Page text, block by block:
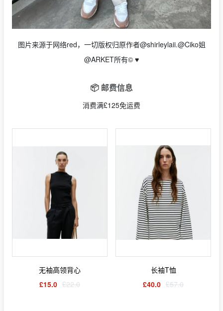
图片来源于网络red，一切版权归原作者@shirleylaii.@Ciko姐
@ARKET所有©️ ♥️
📦 邮费信息
消费满£125免运费
无袖高领背心
£15.0 £22.0
长袖T恤
£40.0 £57.0